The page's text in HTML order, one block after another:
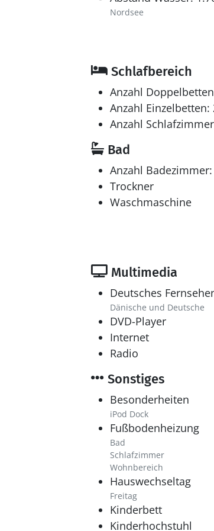
Nordsee
Schlafbereich
Anzahl
Anzahl Einzelbetten:
Anzahl
Bad
Anzahl
Trockner
Waschmaschine
Multimedia
Deutsches
Dänische und Deutsche
DVD-Player
Internet
Radio
Sonstiges
Besonderheiten
iPod Dock
Fußbodenheizung
Bad
Schlafzimmer
Wohnbereich
Hauswechseltag
Freitag
Kinderbett
Kinderhochstuhl